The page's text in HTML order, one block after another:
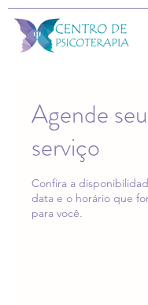
Agende seu
serviço
Confira a
data e o horário que
para você.